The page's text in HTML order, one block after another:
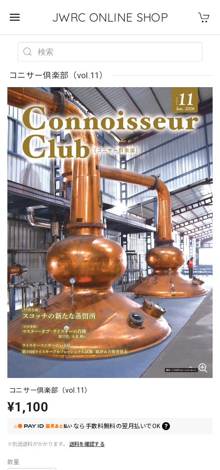
JWRC ONLINE SHOP
コニサー倶楽部（vol.11）
コニサー倶楽部（vol.11）
¥1,100
なら 手数料無料の翌月払いでOK
※別途送料がかかります。 送料を確認する
数量